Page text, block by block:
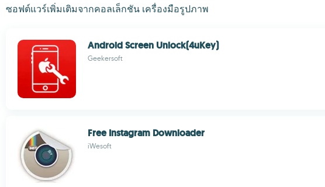
ซอฟต์แวร์เพิ่มเติมจากคอลเล็กชัน เครื่องมือรูปภาพ
Android Screen Unlock(4uKey)
Geekersoft
Free Instagram Downloader
iWesoft